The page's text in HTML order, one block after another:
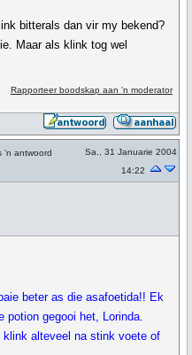
bitterals dan vir my bekend?
Maar als klink tog wel
Rapporteer boodskap aan 'n moderator
'n antwoord
Sa., 31 Januarie 2004
14:22
beter as die asafoetida!! Ek
potion gegooi het, Lorinda.
alteveel na stink voete of